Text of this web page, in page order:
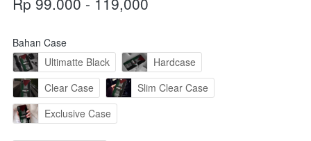
Bahan Case
Ultimatte Black
Hardcase
Clear Case
Slim Clear Case
Exclusive Case